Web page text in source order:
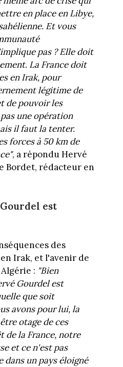
en place en Libye,
Et vous
pas ? Elle doit
La France doit
en Irak, pour
légitime de
de pouvoir les
une opération
il faut la tenter.
forces à 50 km de
, a répondu Hervé
Bordet, rédacteur en
est
des
Irak, et l'avenir de
: "Bien
Gourdel est
que soit
avons pour lui, la
otage de ces
de la France, notre
et ce n'est pas
dans un pays éloigné